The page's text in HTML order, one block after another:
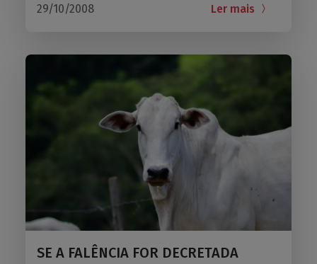
29/10/2008 Ler mais
SE A FALÊNCIA FOR DECRETADA